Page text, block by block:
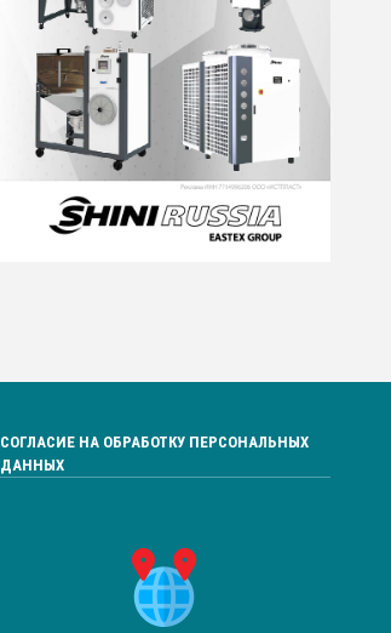
СОГЛАСИЕ НА ОБРАБОТКУ ПЕРСОНАЛЬНЫХ
ДАННЫХ